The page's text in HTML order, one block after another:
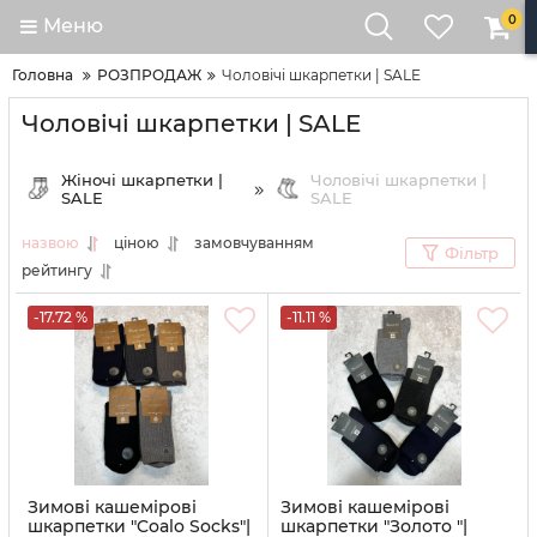
Меню 0
Головна РОЗПРОДАЖ Чоловічі шкарпетки | SALE
Чоловічі шкарпетки | SALE
Жіночі шкарпетки |
SALE
Чоловічі шкарпетки |
SALE
назвою ціною
замовчуванням
рейтингу
Фільтр
-17.72 %
Зимові кашемірові
шкарпетки "Coalo Socks"|
-11.11 %
Зимові кашемірові
шкарпетки "Золото "|